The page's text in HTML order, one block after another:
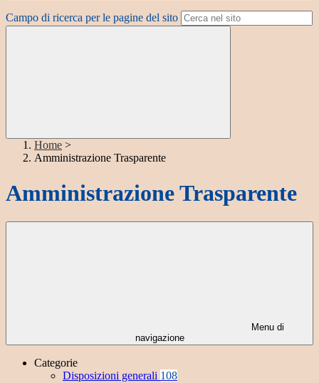
Campo di ricerca per le pagine del sito
Home >
Amministrazione Trasparente
Amministrazione Trasparente
Menu di
navigazione
Categorie
Disposizioni generali 108